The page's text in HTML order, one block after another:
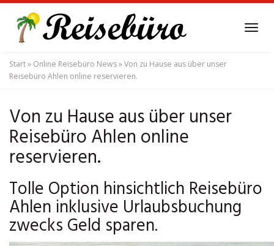
main
content
Start» Online Reisebüro News»Von zu Hause aus über unser
Reisebüro Ahlen online reservieren.
Von zu Hause aus über unser
Reisebüro Ahlen online
reservieren.
Tolle Option hinsichtlich Reisebüro
Ahlen inklusive Urlaubsbuchung
zwecks Geld sparen.